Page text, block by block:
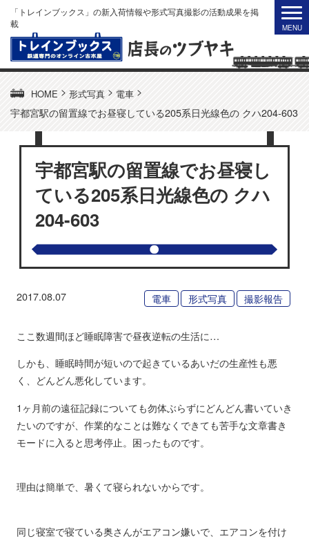
「トレインブックス」の新入荷情報や形式写真撮影の活動成果を掲
載
HOME > 形式写真 > 電車 >
宇都宮駅の留置線でお昼寝している205系日光線色の クハ204-603
宇都宮駅の留置線でお昼寝し
ている205系日光線色の クハ
204-603
2017.08.07 電車 形式写真 撮影報告
ここ数週間ほど睡眠障害で昼夜逆転の生活に…
しかも、睡眠時間が短いので起きているあいだの生産性も悪
く、どんどん悪化しています。
1ヶ月前の遠征記録についても勿体ぶらずにどんどん書いていき
たいのですが、作業的なことは難なくできても苦手な文章書き
モードに入ると思考停止。困ったものです。
理由は簡単で、暑くて寝られないからです。
同じ寝室で寝ている奥さんがエアコン嫌いで、エアコンを付け